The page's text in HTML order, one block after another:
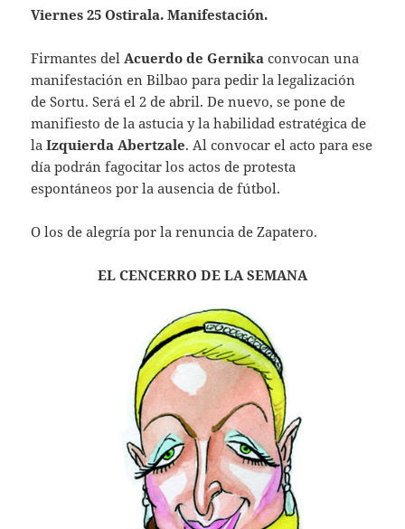
Viernes 25 Ostirala. Manifestación.
Firmantes del Acuerdo de Gernika convocan una
manifestación en Bilbao para pedir la legalización
de Sortu. Será el 2 de abril. De nuevo, se pone de
manifiesto de la astucia y la habilidad estratégica de
la Izquierda Abertzale. Al convocar el acto para ese
día podrán fagocitar los actos de protesta
espontáneos por la ausencia de fútbol.
O los de alegría por la renuncia de Zapatero.
EL CENCERRO DE LA SEMANA